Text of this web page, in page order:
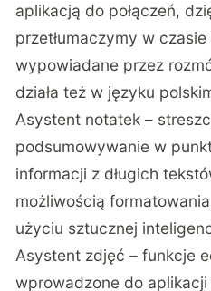
aplikacją do połączeń,
przetłumaczymy w
wypowiadane przez
działa też w języku
Asystent notatek –
podsumowywanie w
informacji z długich
możliwością
użyciu sztucznej
Asystent zdjęć – funkcje
wprowadzone do